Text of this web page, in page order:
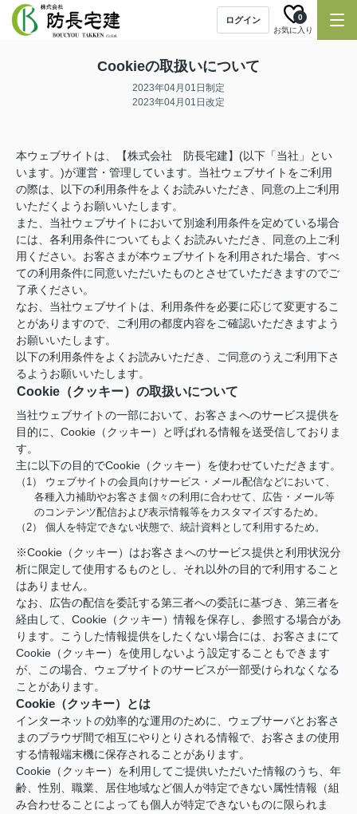
ログイン
お気に入り
0
Cookieの取扱いについて
2023年04月01日制定
2023年04月01日改定
本ウェブサイトは、【株式会社 防長宅建】(以下「当社」とい
います。)が運営・管理しています。当社ウェブサイトをご利用
の際は、以下の利用条件をよくお読みいただき、同意の上ご利用
いただくようお願いいたします。
また、当社ウェブサイトにおいて別途利用条件を定めている場合
には、各利用条件についてもよくお読みいただき、同意の上ご利
用ください。お客さまが本ウェブサイトを利用された場合、すべ
ての利用条件に同意いただいたものとさせていただきますのでご
了承ください。
なお、当社ウェブサイトは、利用条件を必要に応じて変更するこ
とがありますので、ご利用の都度内容をご確認いただきますよう
お願いいたします。
以下の利用条件をよくお読みいただき、ご同意のうえご利用下さ
るようお願いいたします。
Cookie（クッキー）の取扱いについて
当社ウェブサイトの一部において、お客さまへのサービス提供を
目的に、Cookie（クッキー）と呼ばれる情報を送受信しておりま
す。
主に以下の目的でCookie（クッキー）を使わせていただきます。
（1） ウェブサイトの会員向けサービス・メール配信などにおいて、
各種入力補助やお客さま個々の利用に合わせて、広告・メール等
のコンテンツ配信および表示情報等をカスタマイズするため。
（2） 個人を特定できない状態で、統計資料として利用するため。
※Cookie（クッキー）はお客さまへのサービス提供と利用状況分
析に限定して使用するものとし、それ以外の目的で利用すること
はありません。
なお、広告の配信を委託する第三者への委託に基づき、第三者を
経由して、Cookie（クッキー）情報を保存し、参照する場合があ
ります。こうした情報提供をしたくない場合には、お客さまにて
Cookie（クッキー）を使用しないよう設定することもできます
が、この場合、ウェブサイトのサービスが一部受けられなくなる
ことがあります。
Cookie（クッキー）とは
インターネットの効率的な運用のために、ウェブサーバとお客さ
まのブラウザ間で相互にやりとりされる情報で、お客さまの使用
する情報端末機に保存されることがあります。
Cookie（クッキー）を利用してご提供いただいた情報のうち、年
齢、性別、職業、居住地域など個人が特定できない属性情報（組
み合わせることによっても個人が特定できないものに限られま